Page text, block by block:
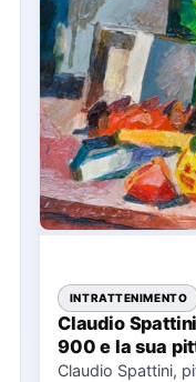
INTRATTENIMENTO
Claudio
900 e la sua
Claudio Spattini,